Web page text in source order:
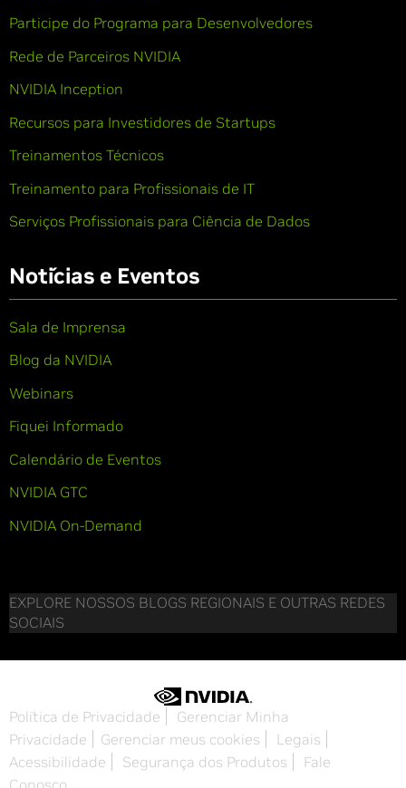
Participe do Programa para Desenvolvedores
Rede de Parceiros NVIDIA
NVIDIA Inception
Recursos para Investidores de Startups
Treinamentos Técnicos
Treinamento para Profissionais de IT
Serviços Profissionais para Ciência de Dados
Notícias e Eventos
Sala de Imprensa
Blog da NVIDIA
Webinars
Fiquei Informado
Calendário de Eventos
NVIDIA GTC
NVIDIA On-Demand
EXPLORE NOSSOS BLOGS REGIONAIS E OUTRAS REDES
SOCIAIS
Política de Privacidade
Gerenciar Minha
Privacidade
Gerenciar meus cookies
Legais
Acessibilidade
Segurança dos Produtos
Fale